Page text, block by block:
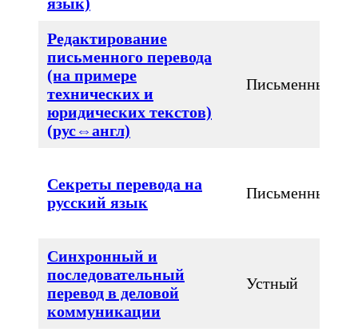
Редактирование
письменного перевода
(на примере
технических и
юридических текстов)
(рус⇔англ)
Письменный
Секреты перевода на
русский язык
Письменный
Синхронный и
последовательный
перевод в деловой
коммуникации
Устный